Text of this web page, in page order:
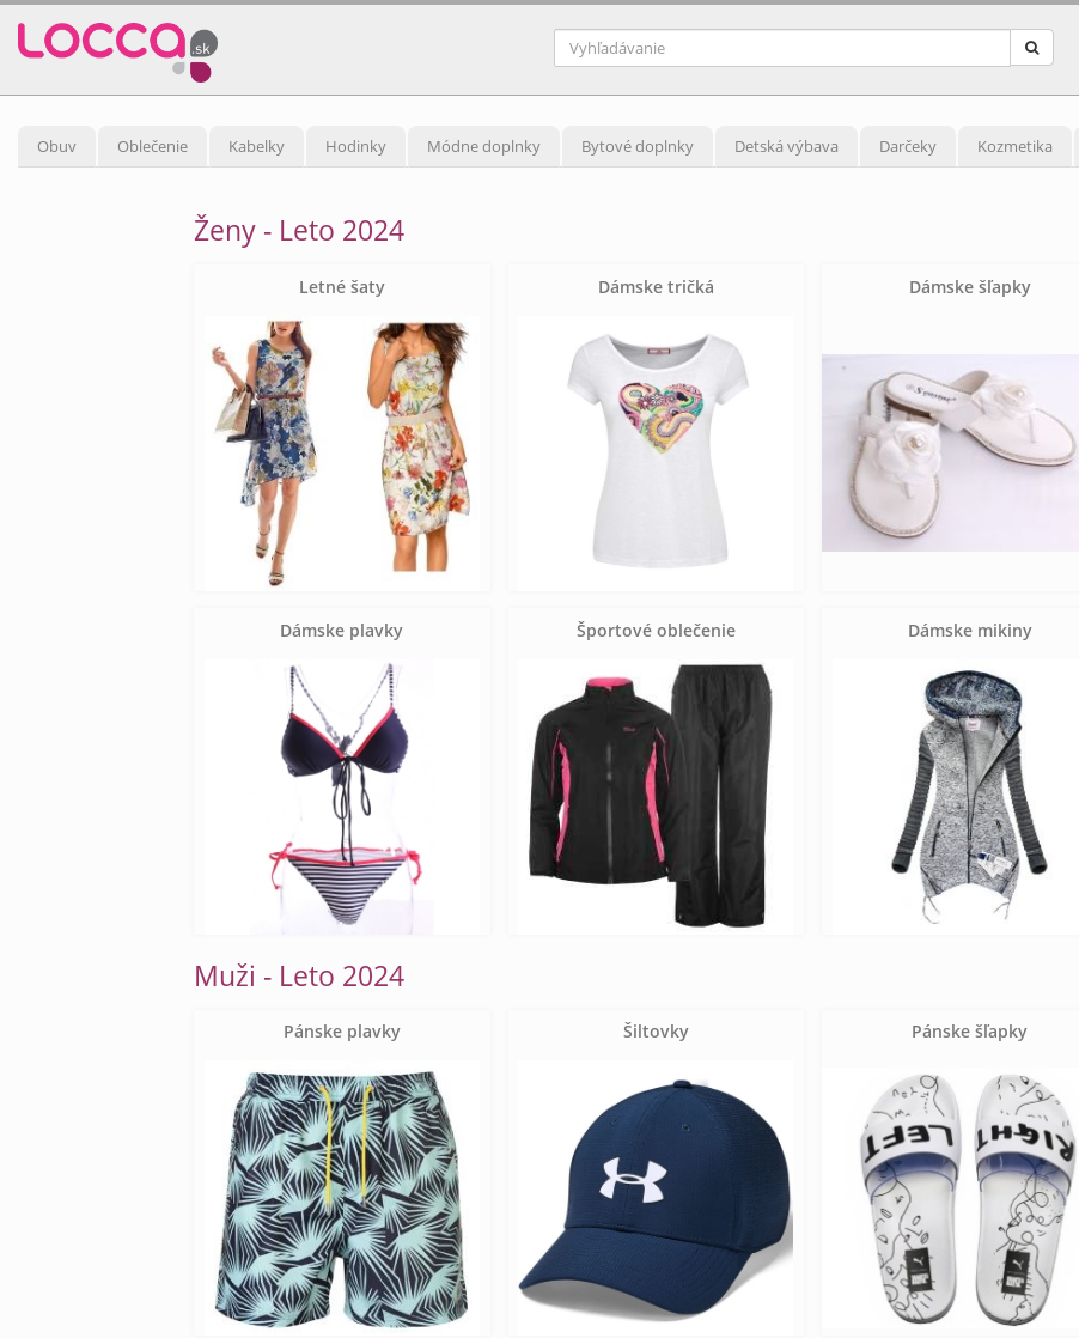
Obuv Oblečenie Kabelky Hodinky Módne doplnky Bytové doplnky Detská výbava Darčeky Kozmetika
Ženy - Leto 2024
Letné šaty Dámske tričká Dámske šľapky
Dámske plavky Športové oblečenie Dámske mikiny
Muži - Leto 2024
Pánske plavky Šiltovky Pánske šľapky